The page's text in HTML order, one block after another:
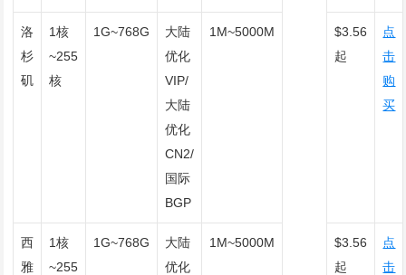
洛
杉
矶
1核
~255
核
1G~768G
大陆
优化
VIP/
大陆
优化
CN2/
国际
BGP
1M~5000M
$3.56
起
点
击
购
买
西
雅
1核
~255
1G~768G
大陆
优化
1M~5000M
$3.56
起
点
击